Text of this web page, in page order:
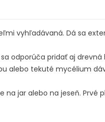
vyhľadávaná. Dá sa
odporúča pridať aj
alebo tekuté mycélium
jar alebo na jeseň. Prvé